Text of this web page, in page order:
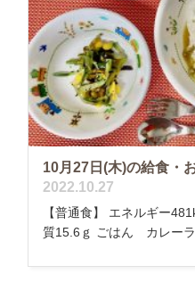
10月27日(木)の給食・
2022.10.27
【普通食】 エネルギー
質15.6ｇ ごはん カレー